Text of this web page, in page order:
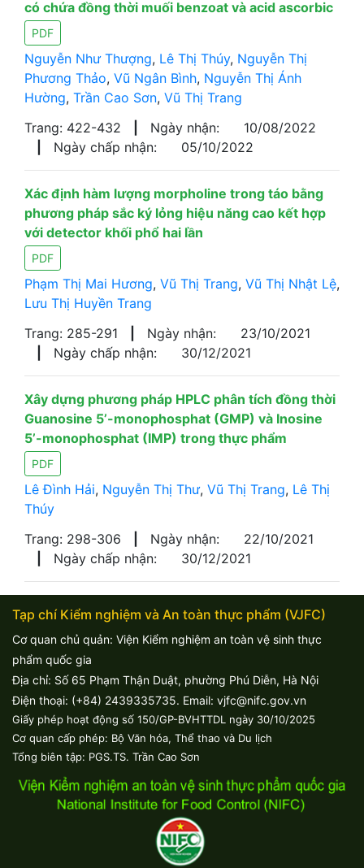
có chứa đồng thời muối benzoat và acid ascorbic
PDF
Nguyễn Như Thượng, Lê Thị Thúy, Nguyễn Thị
Phương Thảo, Vũ Ngân Bình, Nguyễn Thị Ánh
Hường, Trần Cao Sơn, Vũ Thị Trang
Trang: 422-432
Ngày nhận:
10/08/2022
Ngày chấp nhận: 05/10/2022
Xác định hàm lượng morpholine trong táo bằng
phương pháp sắc ký lỏng hiệu năng cao kết hợp
với detector khối phổ hai lần
PDF
Phạm Thị Mai Hương, Vũ Thị Trang, Vũ Thị Nhật Lệ,
Lưu Thị Huyền Trang
Trang: 285-291
Ngày nhận:
23/10/2021
Ngày chấp nhận: 30/12/2021
Xây dựng phương pháp HPLC phân tích đồng thời
Guanosine 5’-monophosphat (GMP) và Inosine
5’-monophosphat (IMP) trong thực phẩm
PDF
Lê Đình Hải, Nguyễn Thị Thư, Vũ Thị Trang, Lê Thị
Thúy
Trang: 298-306
Ngày nhận:
22/10/2021
Ngày chấp nhận: 30/12/2021
Tạp chí Kiểm nghiệm và An toàn thực phẩm (VJFC)
Cơ quan chủ quản: Viện Kiểm nghiệm an toàn vệ sinh thực
phẩm quốc gia
Địa chỉ: Số 65 Phạm Thận Duật, phường Phú Diễn, Hà Nội
Điện thoại: (+84) 2439335735. Email: vjfc@nifc.gov.vn
Giấy phép hoạt động số 150/GP-BVHTTDL ngày 30/10/2025
Cơ quan cấp phép: Bộ Văn hóa, Thể thao và Du lịch
Tổng biên tập: PGS.TS. Trần Cao Sơn